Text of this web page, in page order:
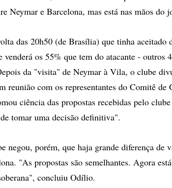
Neymar e Barcelona, mas está nas mãos do
das 20h50 (de Brasília) que tinha aceitado
os 55% que tem do atacante - outros
da "visita" de Neymar à Vila, o clube
reunião com os representantes do Comitê de
ciência das propostas recebidas pelo
tomar uma decisão definitiva".
negou, porém, que haja grande diferença de
"As propostas são semelhantes. Agora
concluiu Odílio.